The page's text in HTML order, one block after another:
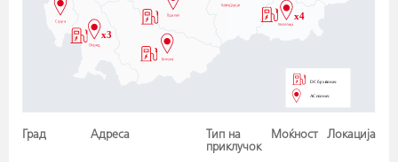
Град Адреса
Тип на
приклучок
Моќност Локација